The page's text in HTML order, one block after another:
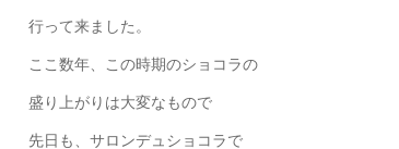
行って来ました。
ここ数年、この時期のショコラの
盛り上がりは大変なもので
先日も、サロンデュショコラで